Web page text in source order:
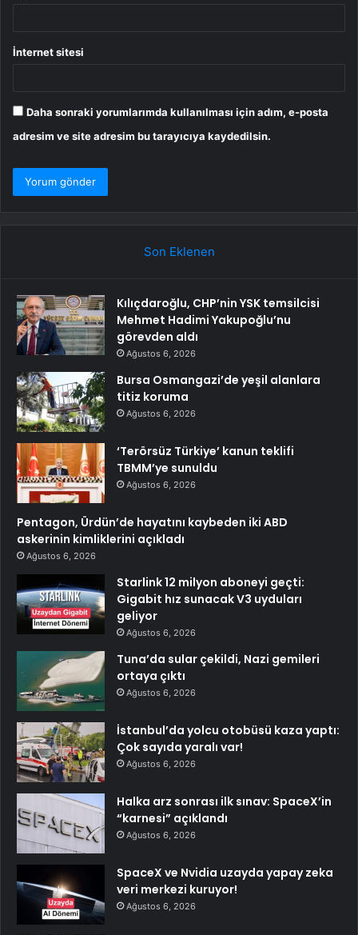
İnternet sitesi
Daha sonraki yorumlarımda kullanılması için adım, e-posta
adresim ve site adresim bu tarayıcıya kaydedilsin.
Son Eklenen
Kılıçdaroğlu, CHP’nin YSK temsilcisi
Mehmet Hadimi Yakupoğlu’nu
görevden aldı
Ağustos 6, 2026
Bursa Osmangazi’de yeşil alanlara
titiz koruma
Ağustos 6, 2026
‘Terörsüz Türkiye’ kanun teklifi
TBMM’ye sunuldu
Ağustos 6, 2026
Pentagon, Ürdün’de hayatını kaybeden iki ABD
askerinin kimliklerini açıkladı
Ağustos 6, 2026
Starlink 12 milyon aboneyi geçti:
Gigabit hız sunacak V3 uyduları
geliyor
Ağustos 6, 2026
Tuna’da sular çekildi, Nazi gemileri
ortaya çıktı
Ağustos 6, 2026
İstanbul’da yolcu otobüsü kaza yaptı:
Çok sayıda yaralı var!
Ağustos 6, 2026
Halka arz sonrası ilk sınav: SpaceX’in
“karnesi” açıklandı
Ağustos 6, 2026
SpaceX ve Nvidia uzayda yapay zeka
veri merkezi kuruyor!
Ağustos 6, 2026